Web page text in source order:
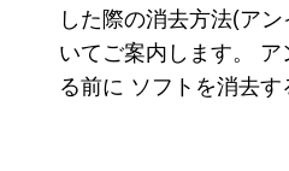
した際の消去方法(ア
いてご案内します。
る前に ソフトを消去す